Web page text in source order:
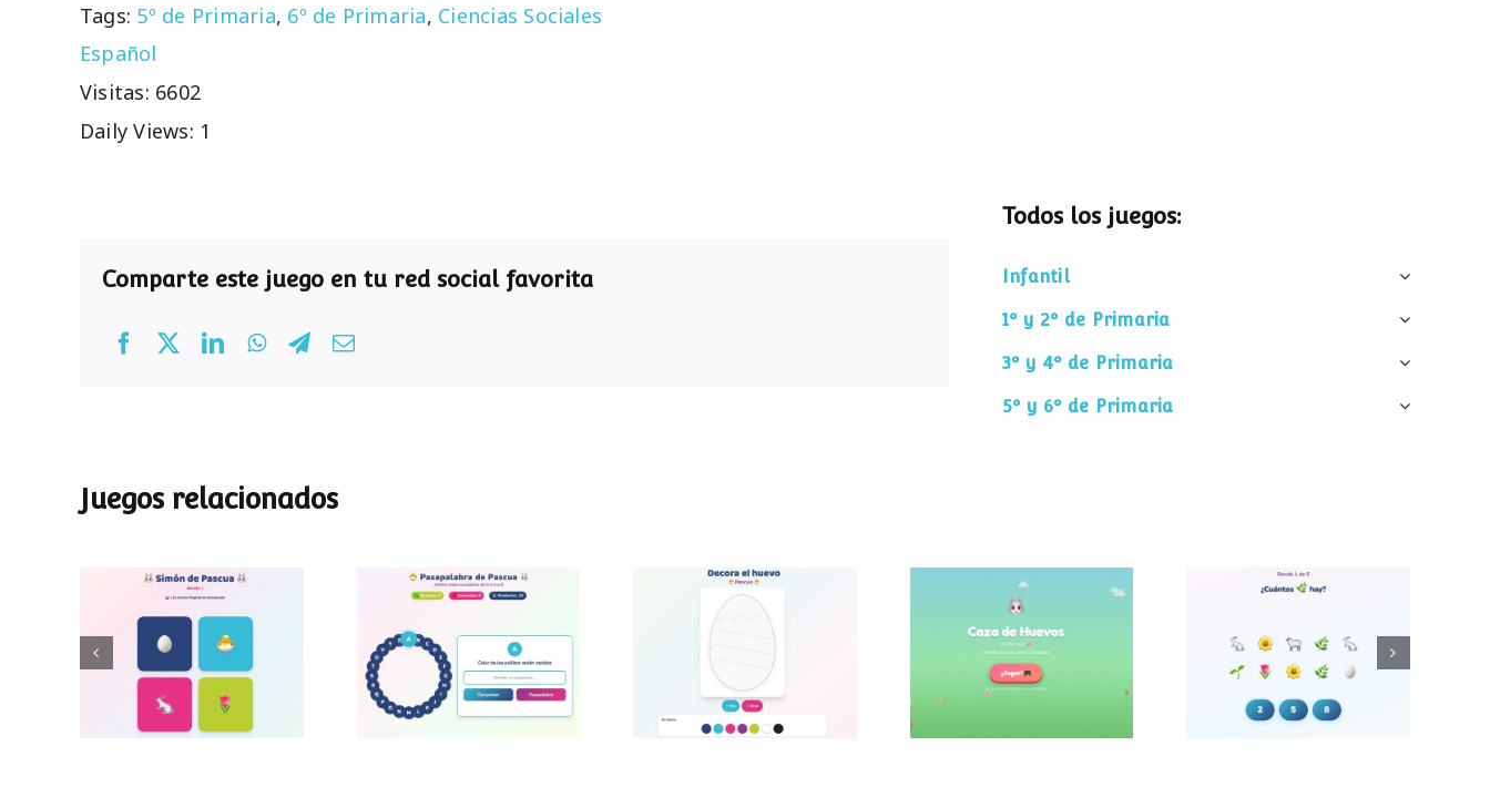
Tags: 5º de Primaria, 6º de Primaria, Ciencias Sociales
Español
Visitas: 6602
Daily Views: 1
Comparte este juego en tu red social favorita
Todos los juegos:
Infantil
1º y 2º de Primaria
3º y 4º de Primaria
5º y 6º de Primaria
Juegos relacionados
Simon de Pascua
Pasapalabra de
Pascua
Decora el huevo de
Pascua
Caza de huevos
¿Cuántos
elementos hay?